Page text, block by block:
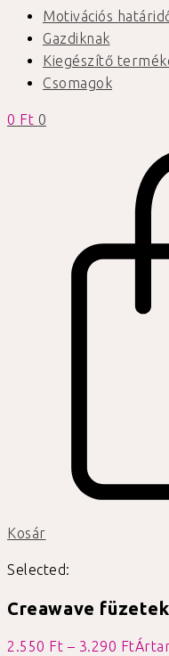
Motivációs
Gazdiknak
Kiegészítő
Csomagok
0 Ft 0
Kosár
Selected:
Creawave
2.550 Ft – 3.290 Ft